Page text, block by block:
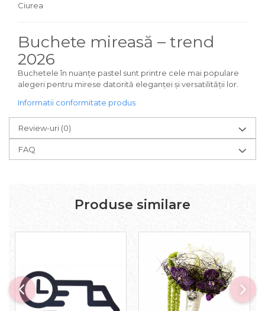
Ciurea
Buchete mireasă – trend
2026
Buchetele în nuanțe pastel sunt printre cele mai populare
alegeri pentru mirese datorită eleganței și versatilității lor.
Informatii conformitate produs
Review-uri (0)
FAQ
Produse similare